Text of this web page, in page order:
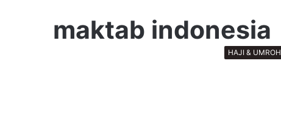
maktab indonesia
HAJI & UMROH